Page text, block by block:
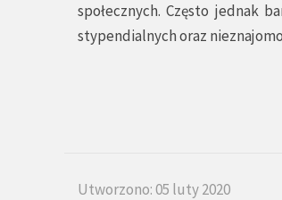
społecznych. Często jednak
stypendialnych oraz
Utworzono: 05 luty 2020